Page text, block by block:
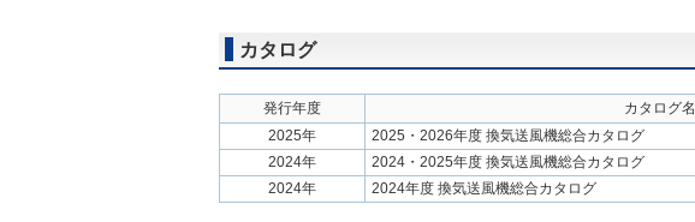
カタログ
発行年度 カタログ名
2025年
2025・2026年度 換気送風機総合カタログ
2024年
2024・2025年度 換気送風機総合カタログ
2024年
2024年度 換気送風機総合カタログ